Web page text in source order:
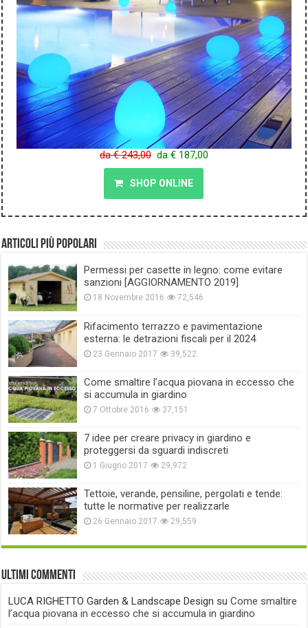
da € 243,00 da € 187,00
SHOP ONLINE
Articoli più popolari
Permessi per casette in legno: come evitare
sanzioni [AGGIORNAMENTO 2019]
18 Novembre 2016 72,546
Rifacimento terrazzo e pavimentazione
esterna: le detrazioni fiscali per il 2024
23 Gennaio 2017 39,522
Come smaltire l’acqua piovana in eccesso che
si accumula in giardino
7 Ottobre 2016 37,151
7 idee per creare privacy in giardino e
proteggersi da sguardi indiscreti
1 Giugno 2017 29,972
Tettoie, verande, pensiline, pergolati e tende:
tutte le normative per realizzarle
26 Gennaio 2017 29,559
Ultimi commenti
LUCA RIGHETTO Garden & Landscape Design suCome smaltire
l’acqua piovana in eccesso che si accumula in giardino